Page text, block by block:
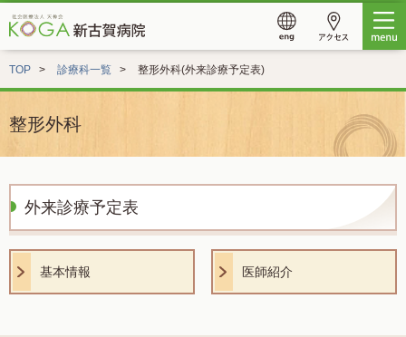
TOP 診療科一覧 整形外科(外来診療予定表)
整形外科
外来診療予定表
基本情報 医師紹介